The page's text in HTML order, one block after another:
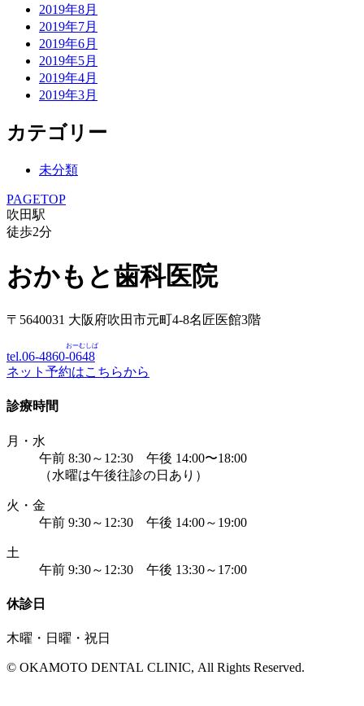
2019年8月
2019年7月
2019年6月
2019年5月
2019年4月
2019年3月
カテゴリー
未分類
PAGETOP
吹田駅
徒歩2分
おかもと歯科医院
〒5640031 大阪府吹田市元町4-8名匠医館3階
tel.06-4860-0648
おーむしば
ネット予約はこちらから
診療時間
月・水
午前 8:30～12:30 午後 14:00〜18:00
（水曜は午後往診の日あり）
火・金
午前 9:30～12:30 午後 14:00～19:00
土
午前 9:30～12:30 午後 13:30～17:00
休診日
木曜・日曜・祝日
© OKAMOTO DENTAL CLINIC, All Rights Reserved.